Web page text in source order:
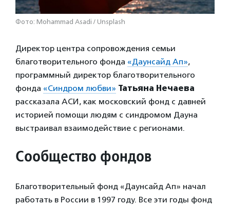
Фото: Mohammad Asadi / Unsplash
Директор центра сопровождения семьи
благотворительного фонда «Даунсайд Ап»,
программный директор благотворительного
фонда «Синдром любви» Татьяна Нечаева
рассказала АСИ, как московский фонд с давней
историей помощи людям с синдромом Дауна
выстраивал взаимодействие с регионами.
Сообщество фондов
Благотворительный фонд «Даунсайд Ап» начал
работать в России в 1997 году. Все эти годы фонд